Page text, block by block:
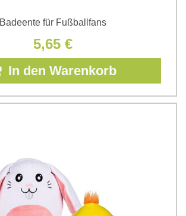
Badeente für Fußballfans
5,65 €
In den Warenkorb